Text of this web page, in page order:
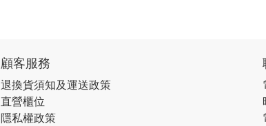
顧客服務
退換貨須知及運送政策
直營櫃位
隱私權政策